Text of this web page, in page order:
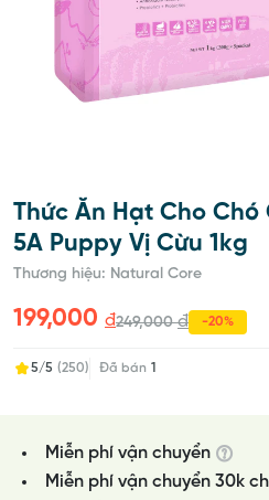
Thức Ăn Hạt Cho
5A Puppy Vị Cừu 1kg
Thương hiệu: Natural Core
199,000 đ249,000đ -20%
5/5 (250) Đã bán 1
Miễn phí vận chuyển
Miễn phí vận chuyển 30k